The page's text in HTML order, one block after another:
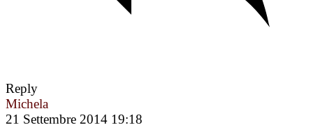
Reply
Michela
21 Settembre 2014 19:18